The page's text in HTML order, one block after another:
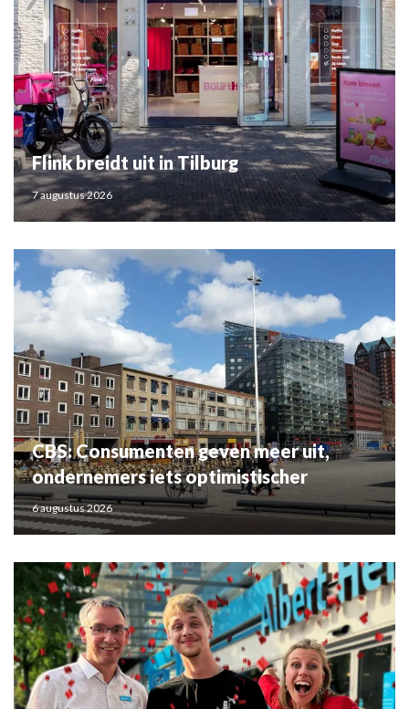
Flink breidt uit in Tilburg
7 augustus 2026
CBS: Consumenten geven meer uit,
ondernemers iets optimistischer
6 augustus 2026